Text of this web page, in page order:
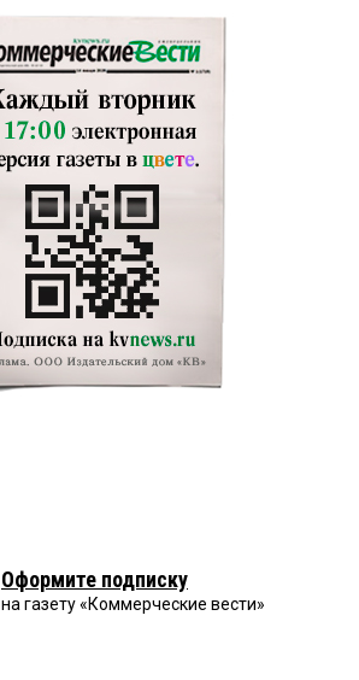
Оформите подписку
на газету «Коммерческие вести»